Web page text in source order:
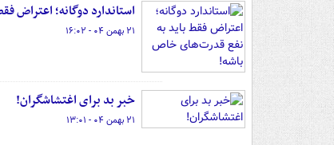
استاندارد دوگانه؛ اعتراض
۲۱ بهمن ۰۴ - ۱۶:۰۲
خبر بد برای اغتشاشگران!
۲۱ بهمن ۰۴ - ۱۳:۰۱